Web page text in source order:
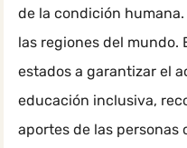
de la condición
las regiones del mundo.
estados a garantizar el
educación inclusiva,
aportes de las personas